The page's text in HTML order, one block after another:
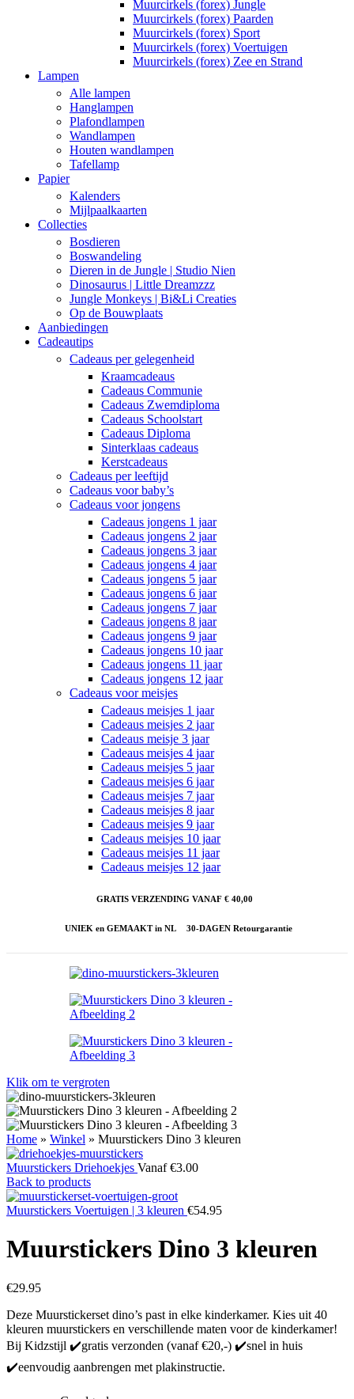
Muurcirkels (forex) Jungle
Muurcirkels (forex) Paarden
Muurcirkels (forex) Sport
Muurcirkels (forex) Voertuigen
Muurcirkels (forex) Zee en Strand
Lampen
Alle lampen
Hanglampen
Plafondlampen
Wandlampen
Houten wandlampen
Tafellamp
Papier
Kalenders
Mijlpaalkaarten
Collecties
Bosdieren
Boswandeling
Dieren in de Jungle | Studio Nien
Dinosaurus | Little Dreamzzz
Jungle Monkeys | Bi&Li Creaties
Op de Bouwplaats
Aanbiedingen
Cadeautips
Cadeaus per gelegenheid
Kraamcadeaus
Cadeaus Communie
Cadeaus Zwemdiploma
Cadeaus Schoolstart
Cadeaus Diploma
Sinterklaas cadeaus
Kerstcadeaus
Cadeaus per leeftijd
Cadeaus voor baby’s
Cadeaus voor jongens
Cadeaus jongens 1 jaar
Cadeaus jongens 2 jaar
Cadeaus jongens 3 jaar
Cadeaus jongens 4 jaar
Cadeaus jongens 5 jaar
Cadeaus jongens 6 jaar
Cadeaus jongens 7 jaar
Cadeaus jongens 8 jaar
Cadeaus jongens 9 jaar
Cadeaus jongens 10 jaar
Cadeaus jongens 11 jaar
Cadeaus jongens 12 jaar
Cadeaus voor meisjes
Cadeaus meisjes 1 jaar
Cadeaus meisjes 2 jaar
Cadeaus meisje 3 jaar
Cadeaus meisjes 4 jaar
Cadeaus meisjes 5 jaar
Cadeaus meisjes 6 jaar
Cadeaus meisjes 7 jaar
Cadeaus meisjes 8 jaar
Cadeaus meisjes 9 jaar
Cadeaus meisjes 10 jaar
Cadeaus meisjes 11 jaar
Cadeaus meisjes 12 jaar
GRATIS VERZENDING VANAF € 40,00
UNIEK en GEMAAKT in NL 30-DAGEN Retourgarantie
Klik om te vergroten
Home » Winkel » Muurstickers Dino 3 kleuren
Muurstickers Driehoekjes Vanaf €3.00
Back to products
Muurstickers Voertuigen | 3 kleuren €54.95
Muurstickers Dino 3 kleuren
€29.95
Deze Muurstickerset dino’s past in elke kinderkamer. Kies uit 40
kleuren muurstickers en verschillende maten voor de kinderkamer!
Bij Kidzstijl ✔️gratis verzonden (vanaf €20,-) ✔️snel in huis
✔️eenvoudig aanbrengen met plakinstructie.